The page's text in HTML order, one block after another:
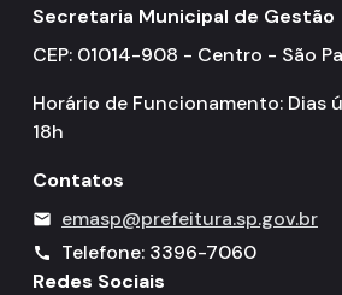
Secretaria Municipal de Gestão
CEP: 01014-908 - Centro - São
Horário de Funcionamento: Dias
18h
Contatos
mail emasp@prefeitura.sp.gov.br
call
Telefone: 3396-7060
Redes Sociais